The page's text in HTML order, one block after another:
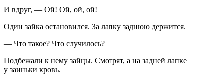
И вдруг, — Ой! Ой, ой, ой!
Один зайка остановился. За лапку заднюю держится.
— Что такое? Что случилось?
Подбежали к нему зайцы. Смотрят, а на задней лапке
у заиньки кровь.